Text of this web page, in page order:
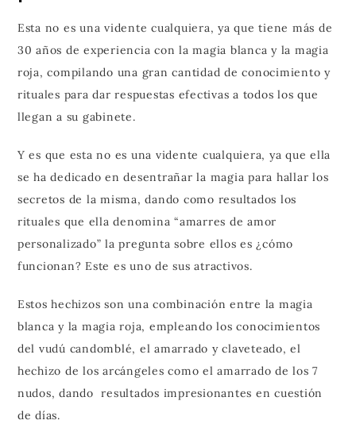
Esta no es una vidente cualquiera, ya que tiene más de
30 años de experiencia con la magia blanca y la magia
roja, compilando una gran cantidad de conocimiento y
rituales para dar respuestas efectivas a todos los que
llegan a su gabinete.
Y es que esta no es una vidente cualquiera, ya que ella
se ha dedicado en desentrañar la magia para hallar los
secretos de la misma, dando como resultados los
rituales que ella denomina “amarres de amor
personalizado” la pregunta sobre ellos es ¿cómo
funcionan? Este es uno de sus atractivos.
Estos hechizos son una combinación entre la magia
blanca y la magia roja, empleando los conocimientos
del vudú candomblé, el amarrado y claveteado, el
hechizo de los arcángeles como el amarrado de los 7
nudos, dando resultados impresionantes en cuestión
de días.